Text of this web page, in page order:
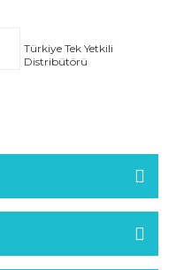
Türkiye Tek Yetkili
Distribütörü